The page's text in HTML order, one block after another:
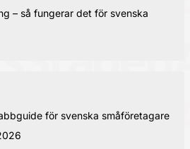
– så fungerar det för svenska
för svenska småföretagare